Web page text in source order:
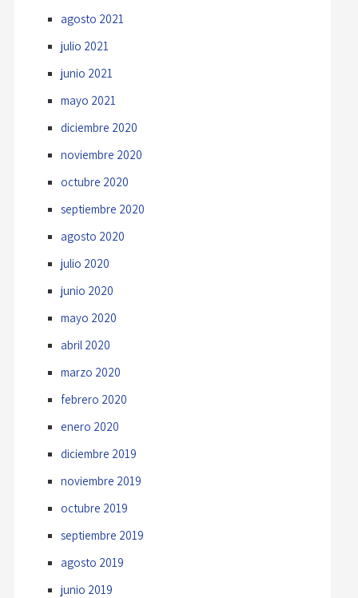
agosto 2021
julio 2021
junio 2021
mayo 2021
diciembre 2020
noviembre 2020
octubre 2020
septiembre 2020
agosto 2020
julio 2020
junio 2020
mayo 2020
abril 2020
marzo 2020
febrero 2020
enero 2020
diciembre 2019
noviembre 2019
octubre 2019
septiembre 2019
agosto 2019
junio 2019